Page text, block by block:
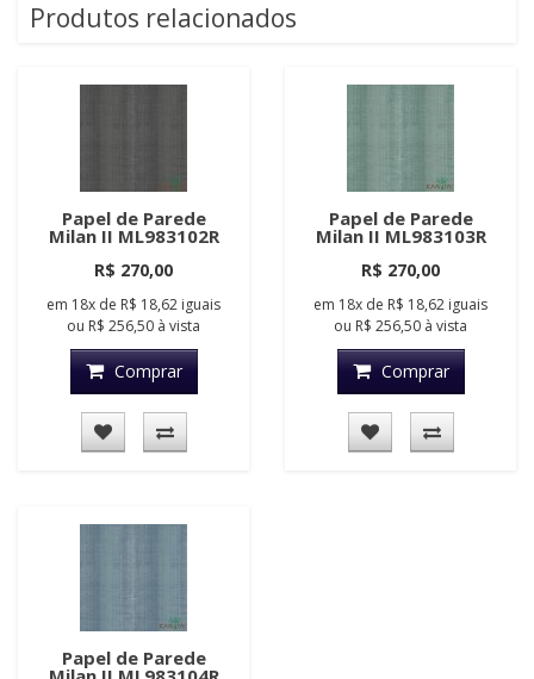
Produtos relacionados
Papel de Parede
Milan II ML983102R
R$ 270,00
em 18x de R$ 18,62 iguais
ou R$ 256,50 à vista
Comprar
Papel de Parede
Milan II ML983103R
R$ 270,00
em 18x de R$ 18,62 iguais
ou R$ 256,50 à vista
Comprar
Papel de Parede